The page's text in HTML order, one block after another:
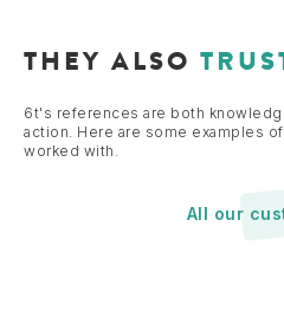
THEY ALSO
6t's references are both
action. Here are some examples
worked with.
All our